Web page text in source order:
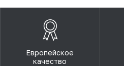
Европейское
качество